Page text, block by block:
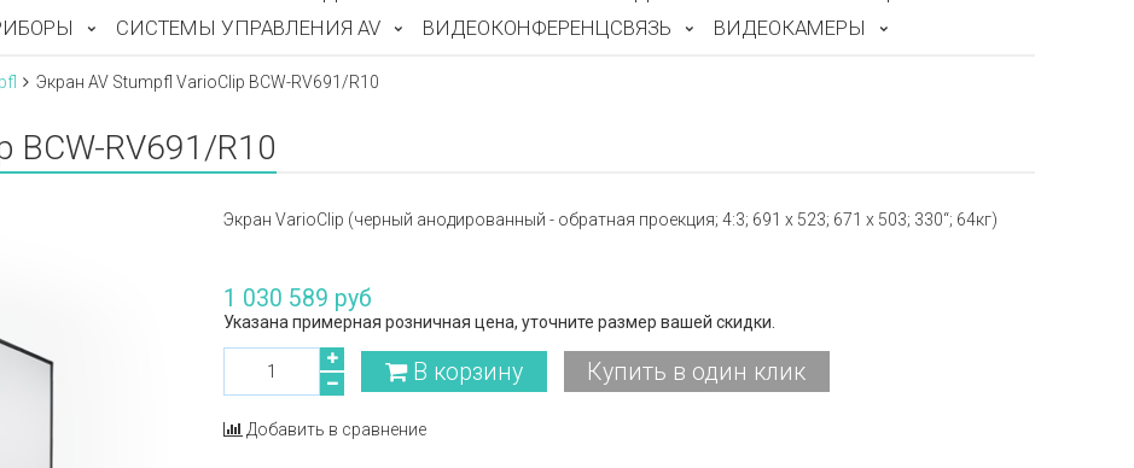
СИСТЕМЫ УПРАВЛЕНИЯ AV ВИДЕОКОНФЕРЕНЦСВЯЗЬ ВИДЕОКАМЕРЫ
Экран AV Stumpfl VarioClip BCW-RV691/R10
BCW-RV691/R10
Экран VarioClip (черный анодированный - обратная проекция; 4:3; 691 x 523; 671 x 503; 330“; 64кг)
1 030 589 руб
Указана примерная розничная цена, уточните размер вашей скидки.
В корзину Купить в один клик
Добавить в сравнение